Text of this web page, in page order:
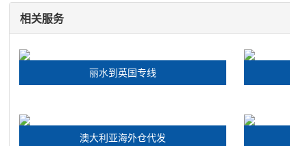
相关服务
丽水到英国专线
澳大利亚海外仓代发